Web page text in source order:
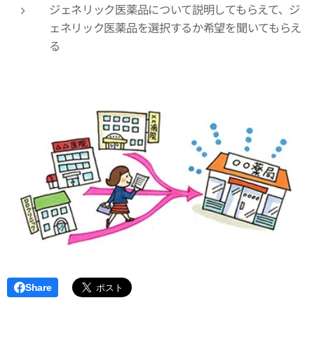
ジェネリック医薬品について説明してもらえて、ジ
ェネリック医薬品を選択するか希望を聞いてもらえ
る
Share